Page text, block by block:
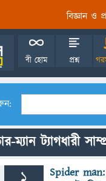
বিজ্ঞান ও
বী হোম প্রশ্ন
ম্যান ট্যাগধারী
Spider